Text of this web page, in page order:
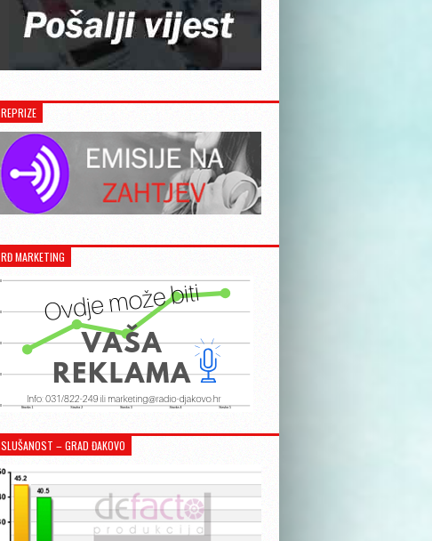
REPRIZE
RĐ MARKETING
SLUŠANOST – GRAD ĐAKOVO